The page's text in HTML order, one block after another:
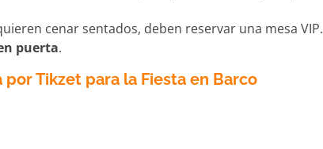
cenar sentados, deben reservar una mesa VIP.
puerta.
Tikzet para la Fiesta en Barco